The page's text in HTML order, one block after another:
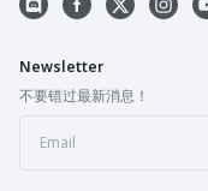
Newsletter
不要错过最新消息！